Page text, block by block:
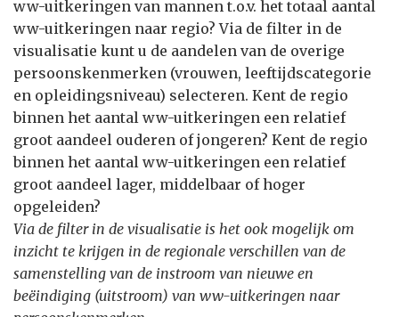
ww-uitkeringen van mannen t.o.v. het totaal aantal
ww-uitkeringen naar regio? Via de filter in de
visualisatie kunt u de aandelen van de overige
persoonskenmerken (vrouwen, leeftijdscategorie
en opleidingsniveau) selecteren. Kent de regio
binnen het aantal ww-uitkeringen een relatief
groot aandeel ouderen of jongeren? Kent de regio
binnen het aantal ww-uitkeringen een relatief
groot aandeel lager, middelbaar of hoger
opgeleiden?
Via de filter in de visualisatie is het ook mogelijk om
inzicht te krijgen in de regionale verschillen van de
samenstelling van de instroom van nieuwe en
beëindiging (uitstroom) van ww-uitkeringen naar